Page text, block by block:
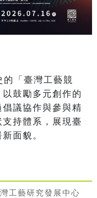
的「臺灣工藝競
鼓勵多元創作的
倡議協作與參與精
持體系，展現臺
面貌。
工藝研究發展中心